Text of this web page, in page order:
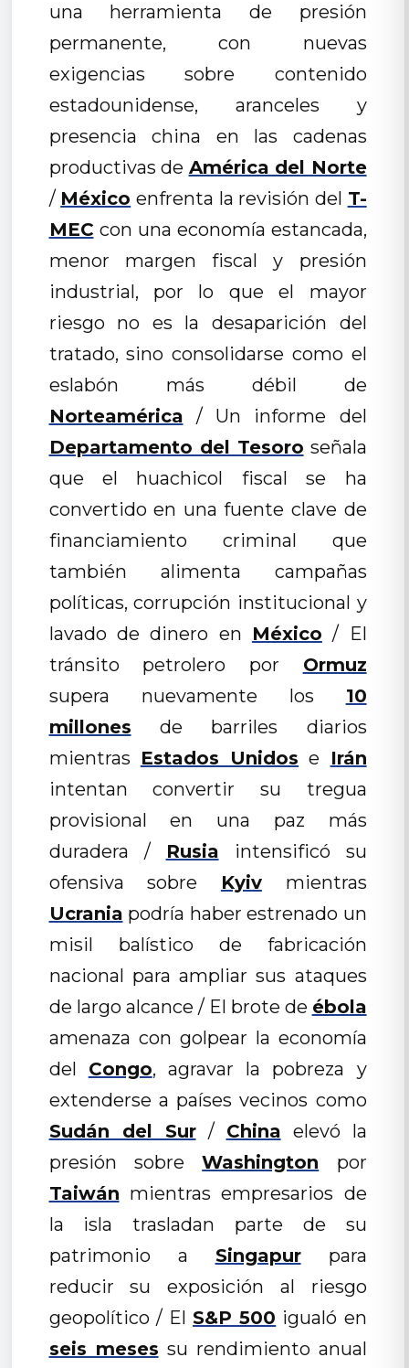
una herramienta de presión
permanente, con nuevas
exigencias sobre contenido
estadounidense, aranceles y
presencia china en las cadenas
productivas de América del Norte
/ México enfrenta la revisión del T-
MEC con una economía estancada,
menor margen fiscal y presión
industrial, por lo que el mayor
riesgo no es la desaparición del
tratado, sino consolidarse como el
eslabón más débil de
Norteamérica / Un informe del
Departamento del Tesoro señala
que el huachicol fiscal se ha
convertido en una fuente clave de
financiamiento criminal que
también alimenta campañas
políticas, corrupción institucional y
lavado de dinero en México / El
tránsito petrolero por Ormuz
supera nuevamente los 10
millones de barriles diarios
mientras Estados Unidos e Irán
intentan convertir su tregua
provisional en una paz más
duradera /
Rusia intensificó su
ofensiva sobre Kyivmientras
Ucrania podría haber estrenado un
misil balístico de fabricación
nacional para ampliar sus ataques
de largo alcance / El brote de ébola
amenaza con golpear la economía
del Congo, agravar la pobreza y
extenderse a países vecinos como
Sudán del Sur/ China elevó la
presión sobreWashington por
Taiwán mientras empresarios de
la isla trasladan parte de su
patrimonio a Singapurpara
reducir su exposición al riesgo
geopolítico / ElS&P 500 igualó en
seis meses su rendimiento anual